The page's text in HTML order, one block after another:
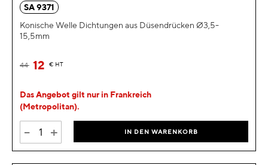
SA 9371
Konische Welle Dichtungen aus Düsendrücken Ø3,5-
15,5mm
12 € HT
44
Das Angebot gilt nur in Frankreich
(Metropolitan).
- + IN DEN WARENKORB